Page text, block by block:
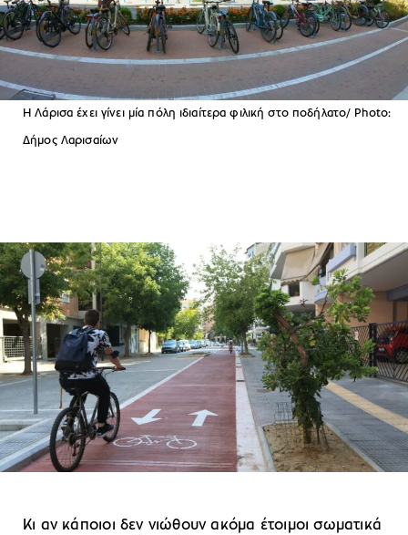
Η Λάρισα έχει γίνει μία πόλη ιδιαίτερα φιλική στο ποδήλατο/ Photo:
Δήμος Λαρισαίων
Κι αν κάποιοι δεν νιώθουν ακόμα έτοιμοι σωματικά